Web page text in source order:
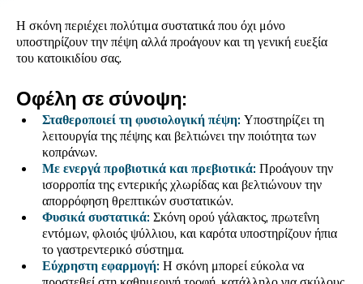
Η σκόνη περιέχει πολύτιμα συστατικά που όχι μόνο
υποστηρίζουν την πέψη αλλά προάγουν και τη γενική ευεξία
του κατοικιδίου σας.
Οφέλη σε σύνοψη:
Σταθεροποιεί τη φυσιολογική πέψη: Υποστηρίζει τη
λειτουργία της πέψης και βελτιώνει την ποιότητα των
κοπράνων.
Με ενεργά προβιοτικά και πρεβιοτικά: Προάγουν την
ισορροπία της εντερικής χλωρίδας και βελτιώνουν την
απορρόφηση θρεπτικών συστατικών.
Φυσικά συστατικά: Σκόνη ορού γάλακτος, πρωτεΐνη
εντόμων, φλοιός ψύλλιου, και καρότα υποστηρίζουν ήπια
το γαστρεντερικό σύστημα.
Εύχρηστη εφαρμογή: Η σκόνη μπορεί εύκολα να